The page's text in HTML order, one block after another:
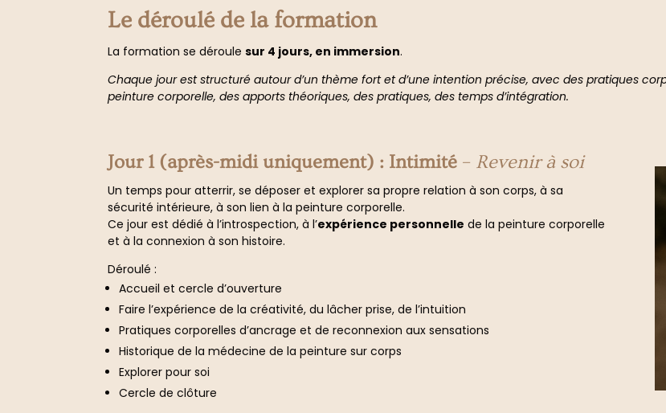
Le déroulé de la formation
La formation se déroulesur 4 jours, en immersion.
Chaque jour est structuré autour d’un thème fort et d’une intention précise, avec des pratiques
peinture corporelle, des apports théoriques, des pratiques, des temps d’intégration.
Jour 1 (après-midi uniquement) : Intimité – Revenir à soi
Un temps pour atterrir, se déposer et explorer sa propre relation à son corps, à sa
sécurité intérieure, à son lien à la peinture corporelle.
Ce jour est dédié à l’introspection, à l’expérience personnelle de la peinture corporelle
et à la connexion à son histoire.
Déroulé :
Accueil et cercle d’ouverture
Faire l’expérience de la créativité, du lâcher prise, de l’intuition
Pratiques corporelles d’ancrage et de reconnexion aux sensations
Historique de la médecine de la peinture sur corps
Explorer pour soi
Cercle de clôture